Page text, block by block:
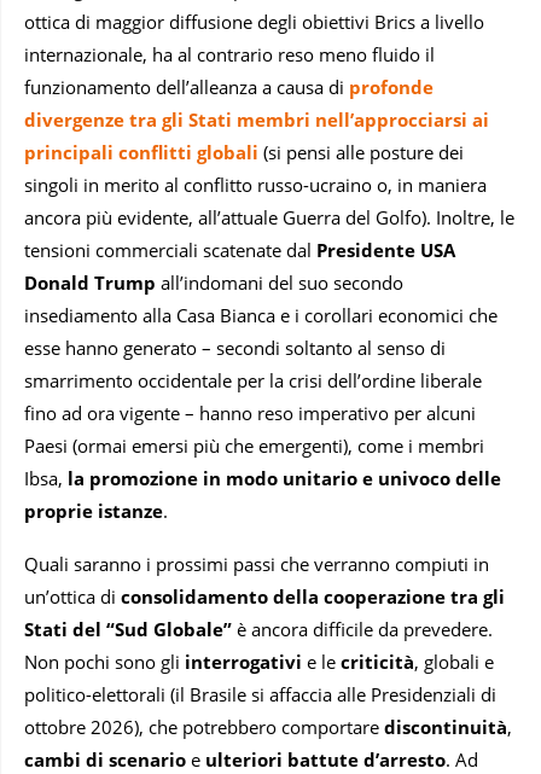
ottica di maggior diffusione degli obiettivi Brics a livello
internazionale, ha al contrario reso meno fluido il
funzionamento dell’alleanza a causa di profonde
divergenze tra gli Stati membri nell’approcciarsi ai
principali conflitti globali (si pensi alle posture dei
singoli in merito al conflitto russo-ucraino o, in maniera
ancora più evidente, all’attuale Guerra del Golfo). Inoltre, le
tensioni commerciali scatenate dal Presidente USA
Donald Trump all’indomani del suo secondo
insediamento alla Casa Bianca e i corollari economici che
esse hanno generato – secondi soltanto al senso di
smarrimento occidentale per la crisi dell’ordine liberale
fino ad ora vigente – hanno reso imperativo per alcuni
Paesi (ormai emersi più che emergenti), come i membri
Ibsa, la promozione in modo unitario e univoco delle
proprie istanze.
Quali saranno i prossimi passi che verranno compiuti in
un’ottica di consolidamento della cooperazione tra gli
Stati del “Sud Globale” è ancora difficile da prevedere.
Non pochi sono gli interrogativi e le criticità, globali e
politico-elettorali (il Brasile si affaccia alle Presidenziali di
ottobre 2026), che potrebbero comportare discontinuità,
cambi di scenario e ulteriori battute d’arresto. Ad